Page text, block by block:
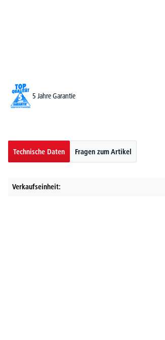
5 Jahre Garantie
Technische Daten Fragen zum Artikel
Verkaufseinheit: